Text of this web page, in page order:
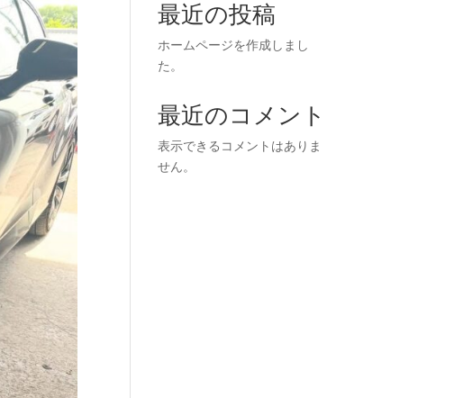
最近の投稿
ホームページを作成しまし
た。
最近のコメント
表示できるコメントはありま
せん。